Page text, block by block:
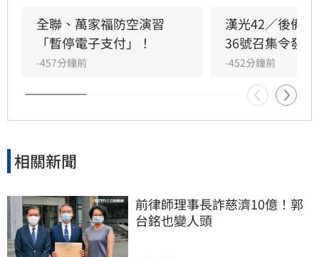
劃行動網路降速演練，旨在深化中央、地方與國
軍的協調機制。透過全社會防衛的共同協作，全
面提升政府整體應處效能。政府強調「演訓視同
作戰、備戰才能避戰」的精神，將持續做國軍堅
強後盾，透過精進聯合作戰與軍民整合，打造具
韌性的國家安全體系，以堅實戰力守護民主自
全聯、萬家福防空演習
「暫停電子支付」！
-457分鐘前
漢光42／後備
36號召集令發
-452分鐘前
相關新聞
前律師理事長詐慈濟10億！郭
台銘也變人頭